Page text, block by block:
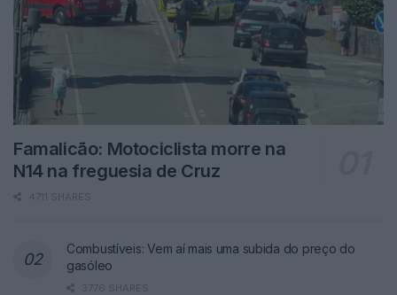
Famalicão: Motociclista morre na
N14 na freguesia de Cruz
4711 SHARES
Combustíveis: Vem aí mais uma subida do preço do
gasóleo
3776 SHARES